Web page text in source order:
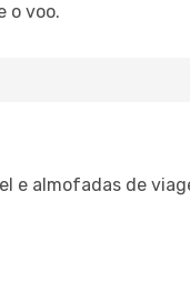
o voo.
e almofadas de